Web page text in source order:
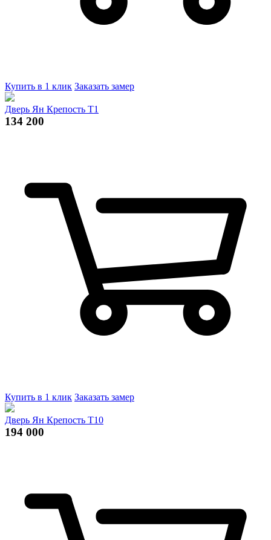
Купить в 1 клик Заказать замер
Дверь Ян Крепость Т1
134 200
Купить в 1 клик Заказать замер
Дверь Ян Крепость Т10
194 000